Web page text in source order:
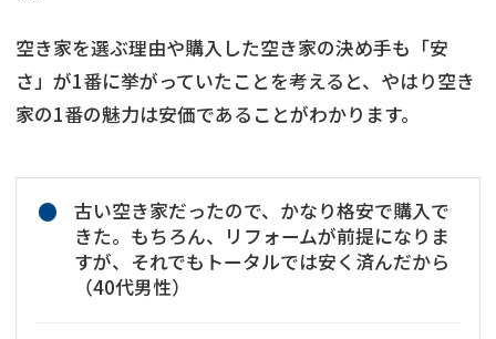
空き家を選ぶ理由や購入した空き家の決め手も「安
さ」が1番に挙がっていたことを考えると、やはり空き
家の1番の魅力は安価であることがわかります。
古い空き家だったので、かなり格安で購入で
きた。もちろん、リフォームが前提になりま
すが、それでもトータルでは安く済んだから
（40代男性）